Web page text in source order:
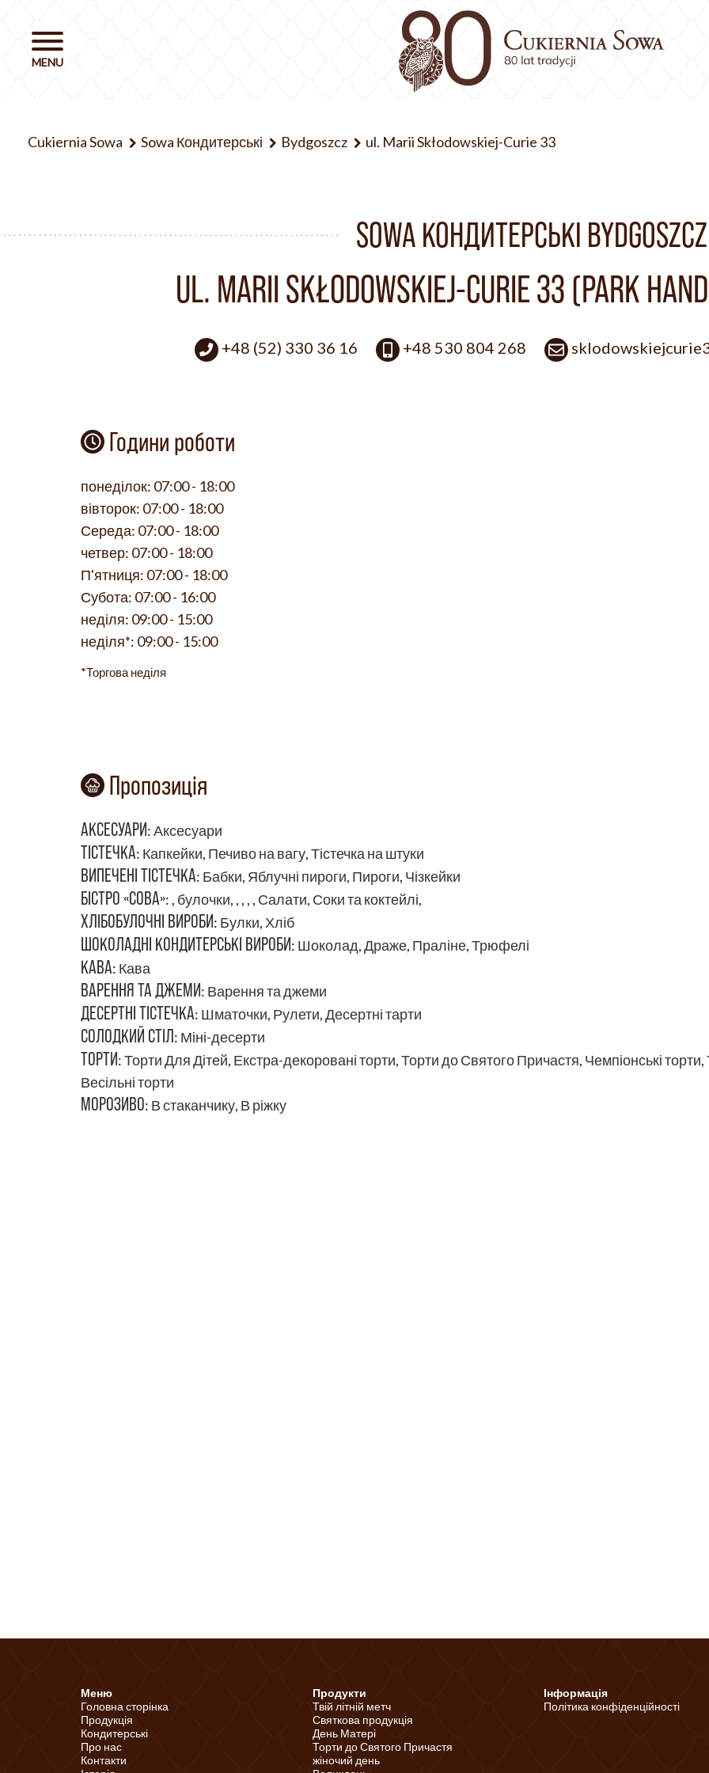
Cukiernia Sowa Sowa Кондитерські Bydgoszcz ul. Marii Skłodowskiej-Curie 33
SOWA КОНДИТЕРСЬКІ BYDGOSZCZ
UL. MARII SKŁODOWSKIEJ-CURIE 33 (PARK
+48 (52) 330 36 16 +48 530 804 268
Години роботи
понеділок: 07:00 - 18:00
вівторок: 07:00 - 18:00
Середа: 07:00 - 18:00
четвер: 07:00 - 18:00
П'ятниця: 07:00 - 18:00
Субота: 07:00 - 16:00
неділя: 09:00 - 15:00
неділя*: 09:00 - 15:00
*Торгова неділя
Пропозиція
АКСЕСУАРИ:Аксесуари
ТІСТЕЧКА: Капкейки, Печиво на вагу,Тістечка на штуки
ВИПЕЧЕНІ ТІСТЕЧКА: Бабки, Яблучні пироги, Пироги, Чізкейки
БІСТРО «СОВА»: , булочки, , , , , Салати, Соки та коктейлі,
ХЛІБОБУЛОЧНІ ВИРОБИ: Булки, Хліб
ШОКОЛАДНІ КОНДИТЕРСЬКІ ВИРОБИ: Шоколад,Драже, Праліне,Трюфелі
КАВА: Кава
ВАРЕННЯ ТА ДЖЕМИ: Варення та джеми
ДЕСЕРТНІ ТІСТЕЧКА: Шматочки, Рулети,Десертні тарти
СОЛОДКИЙ СТІЛ: Міні-десерти
ТОРТИ:Торти Для Дітей, Екстра-декоровані торти,Торти до Святого Причастя, Чемпіонські торти,
Весільні торти
МОРОЗИВО: В стаканчику, В ріжку
Меню
Головна сторінка
Продукція
Кондитерські
Про нас
Контакти
Продукти
Твій літній метч
Святкова продукція
День Матері
Торти до Святого Причастя
жіночий день
Інформація
Політика конфіденційності